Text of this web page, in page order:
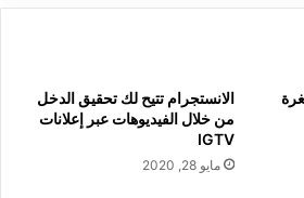
الانستجرام تتيح لك تحقيق الدخل
من خلال الفيديوهات عبر إعلانات
IGTV
مايو 28, 2020